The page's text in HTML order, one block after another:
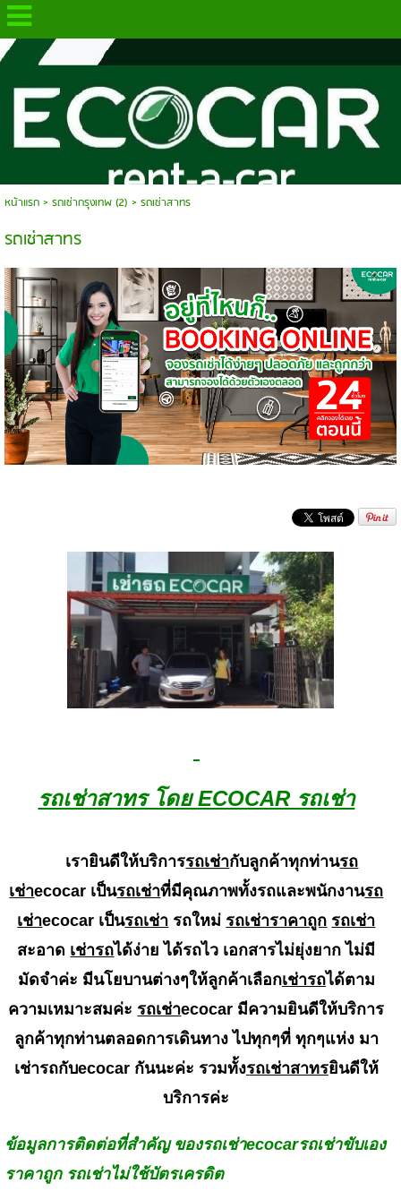
.
หน้าแรก> รถเช่ากรุงเทพ (2) > รถเช่าสาทร
รถเช่าสาทร
รถเช่าสาทร โดย ECOCAR รถเช่า
เรายินดีให้บริการรถเช่ากับลูกค้าทุกท่านรถ
เช่าecocar เป็นรถเช่าที่มีคุณภาพทั้งรถและพนักงานรถ
เช่าecocar เป็นรถเช่า รถใหม่ รถเช่าราคาถูก รถเช่า
สะอาด เช่ารถได้ง่าย ได้รถไว เอกสารไม่ยุ่งยาก ไม่มี
มัดจำค่ะ มีนโยบานต่างๆให้ลูกค้าเลือกเช่ารถได้ตาม
ความเหมาะสมค่ะ รถเช่าecocar มีความยินดีให้บริการ
ลูกค้าทุกท่านตลอดการเดินทาง ไปทุกๆที่ ทุกๆแห่ง มา
เช่ารถกับecocar กันนะค่ะ รวมทั้งรถเช่าสาทรยินดีให้
บริการค่ะ
ข้อมูลการติดต่อที่สำคัญ ของรถเช่าecocarรถเช่าขับเอง
ราคาถูก รถเช่าไม่ใช้บัตรเครดิต